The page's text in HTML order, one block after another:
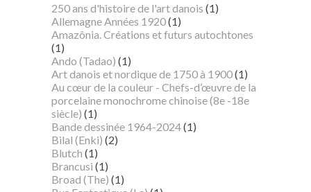
250 ans d'histoire de l'art danois (1)
Allemagne Années 1920(1)
Amazônia. Créations et futurs autochtones
(1)
Ando (Tadao) (1)
Art danois et nordique de 1750 à 1900(1)
Au cœur de la couleur - Chefs-d’œuvre de la
porcelaine monochrome chinoise (8e -18e
siècle) (1)
Bande dessinée 1964-2024(1)
Bilal (Enki) (2)
Blutch (1)
Brancusi (1)
Broad (The) (1)